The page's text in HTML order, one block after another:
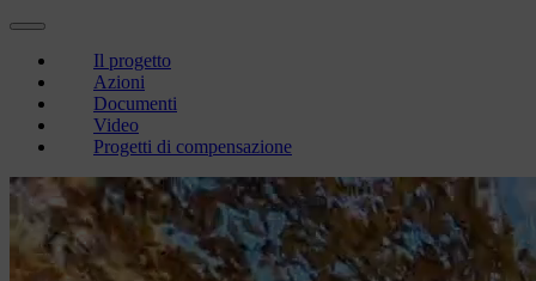
Il progetto
Azioni
Documenti
Video
Progetti di compensazione